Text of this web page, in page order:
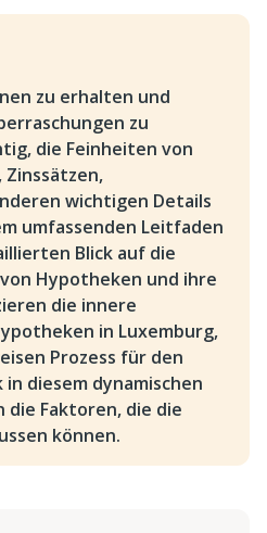
zu erhalten und
zu
die Feinheiten von
wichtigen Details
umfassenden Leitfaden
Blick auf die
Hypotheken und ihre
die innere
in Luxemburg,
Prozess für den
diesem dynamischen
Faktoren, die die
können.